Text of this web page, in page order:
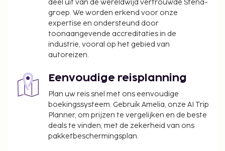
accommodatie aan ons heeft doorgegeven.
In deze accommodatie zijn huisdieren en
assistentiedieren niet toegestaan.
deel uit van de wereldwijd vertrouwde Stena-
groep. We worden erkend voor onze
expertise en ondersteund door
toonaangevende accreditaties in de
industrie, vooral op het gebied van
autoreizen.
Eenvoudige reisplanning
Plan uw reis snel met ons eenvoudige
boekingssysteem. Gebruik Amelia, onze AI Trip
Planner, om prijzen te vergelijken en de beste
deals te vinden, met de zekerheid van ons
pakketbeschermingsplan.